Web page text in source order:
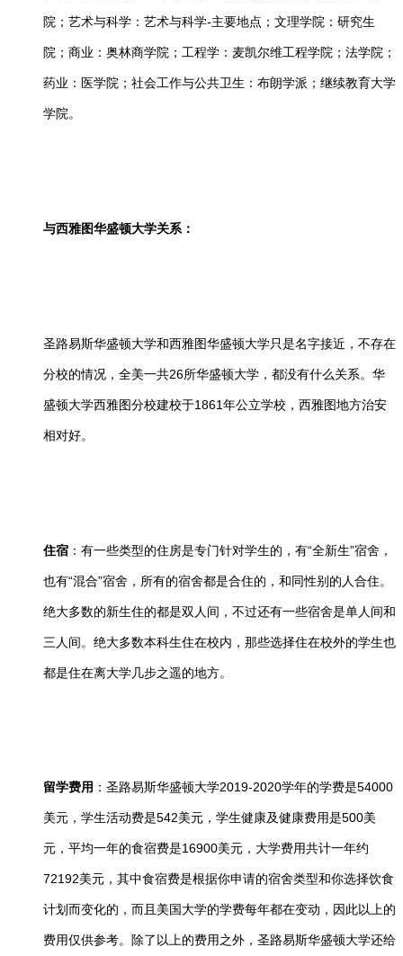
院；艺术与科学：艺术与科学-主要地点；文理学院：研究生
院；商业：奥林商学院；工程学：麦凯尔维工程学院；法学院；
药业：医学院；社会工作与公共卫生：布朗学派；继续教育大学
学院。
与西雅图华盛顿大学关系：
圣路易斯华盛顿大学和西雅图华盛顿大学只是名字接近，不存在
分校的情况，全美一共26所华盛顿大学，都没有什么关系。华
盛顿大学西雅图分校建校于1861年公立学校，西雅图地方治安
相对好。
住宿 ：有一些类型的住房是专门针对学生的，有“全新生”宿舍，
也有“混合”宿舍，所有的宿舍都是合住的，和同性别的人合住。
绝大多数的新生住的都是双人间，不过还有一些宿舍是单人间和
三人间。绝大多数本科生住在校内，那些选择住在校外的学生也
都是住在离大学几步之遥的地方。
留学费用 ：圣路易斯华盛顿大学2019-2020学年的学费是54000
美元，学生活动费是542美元，学生健康及健康费用是500美
元，平均一年的食宿费是16900美元，大学费用共计一年约
72192美元，其中食宿费是根据你申请的宿舍类型和你选择饮食
计划而变化的，而且美国大学的学费每年都在变动，因此以上的
费用仅供参考。除了以上的费用之外，圣路易斯华盛顿大学还给